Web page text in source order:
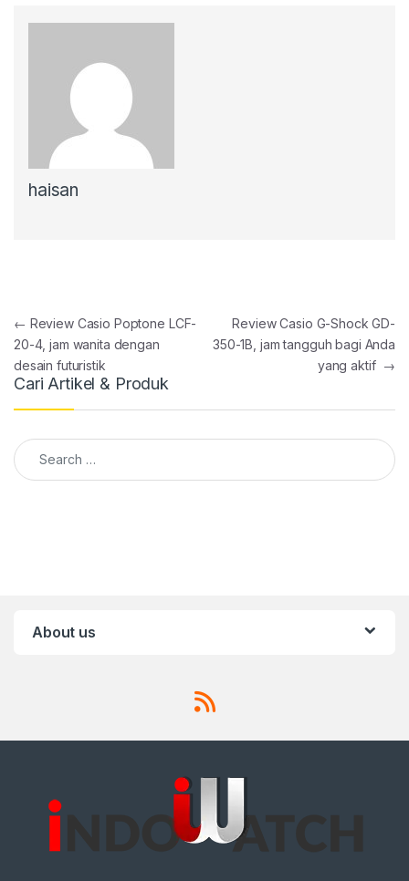
haisan
Post navigation
← Review Casio Poptone LCF-
20-4, jam wanita dengan
desain futuristik
Review Casio G-Shock GD-
350-1B, jam tangguh bagi Anda
yang aktif →
Cari Artikel & Produk
Search for:
About us